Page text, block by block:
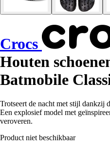
Crocs
Houten
Batmobile
Trotseert de nacht met stijl dankzij
Een explosief model met
veroveren.
Product niet beschikbaar